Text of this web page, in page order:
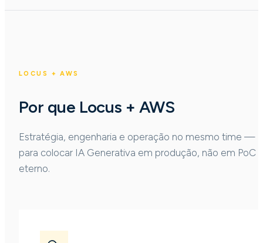
LOCUS + AWS
Por que Locus + AWS
Estratégia, engenharia e operação no mesmo time —
para colocar IA Generativa em produção, não em PoC
eterno.